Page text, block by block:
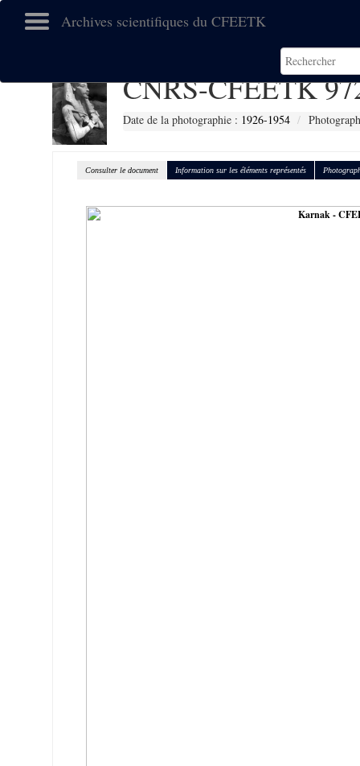
Archives scientifiques du CFEETK
CNRS-CFEETK
Date de la photographie : 1926-1954
Consulter le document Information sur les éléments représentés